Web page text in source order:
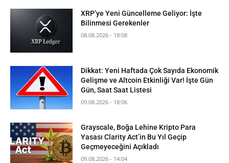
XRP’ye Yeni Güncelleme Geliyor: İşte
Bilinmesi Gerekenler
08.08.2026 - 18:08
Dikkat: Yeni Haftada Çok Sayıda Ekonomik
Gelişme ve Altcoin Etkinliği Var! İşte Gün
Gün, Saat Saat Listesi
09.08.2026 - 18:06
Grayscale, Boğa Lehine Kripto Para
Yasası Clarity Act’in Bu Yıl Geçip
Geçmeyeceğini Açıkladı
09.08.2026 - 14:04